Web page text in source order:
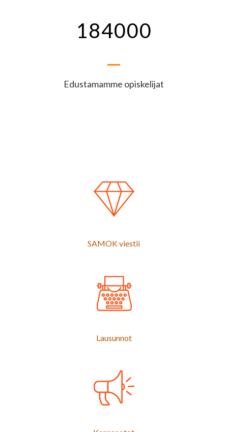
184000
Edustamamme opiskelijat
SAMOK viestii
Lausunnot